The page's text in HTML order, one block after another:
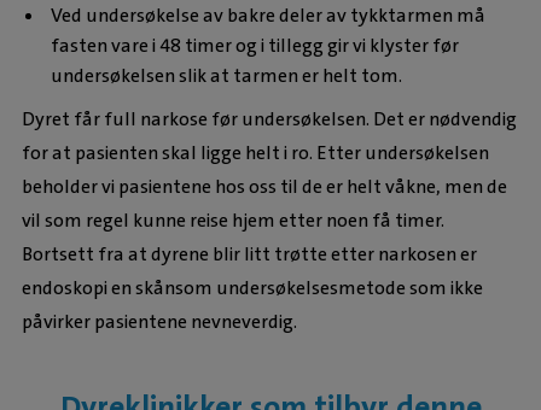
Ved undersøkelse av bakre deler av tykktarmen må
fasten vare i 48 timer og i tillegg gir vi klyster før
undersøkelsen slik at tarmen er helt tom.
Dyret får full narkose før undersøkelsen. Det er nødvendig
for at pasienten skal ligge helt i ro. Etter undersøkelsen
beholder vi pasientene hos oss til de er helt våkne, men de
vil som regel kunne reise hjem etter noen få timer.
Bortsett fra at dyrene blir litt trøtte etter narkosen er
endoskopi en skånsom undersøkelsesmetode som ikke
påvirker pasientene nevneverdig.